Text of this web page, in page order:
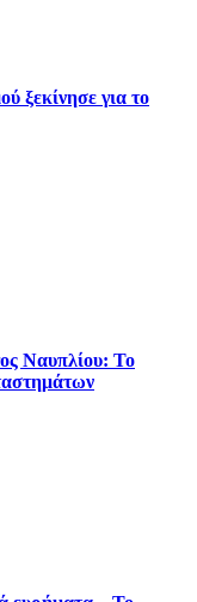
ξεκίνησε για το
Ναυπλίου: Το